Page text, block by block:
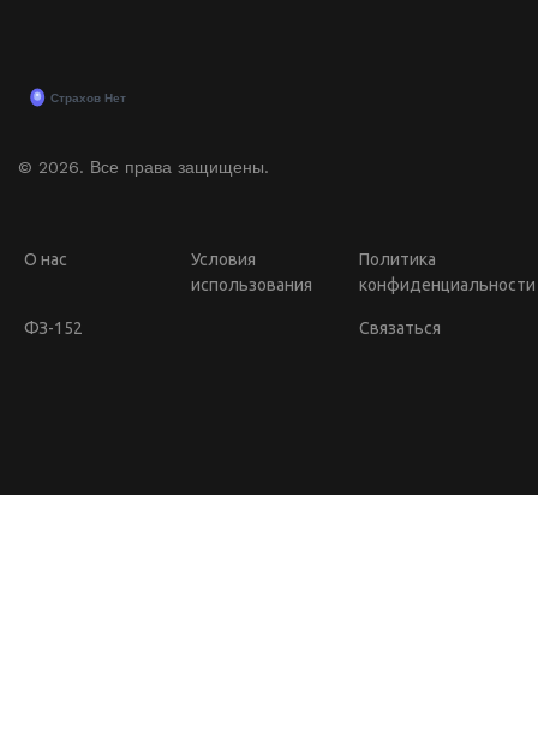
© 2026. Все права защищены.
О нас
Условия
использования
Политика
конфиденциальности
ФЗ-152 Связаться